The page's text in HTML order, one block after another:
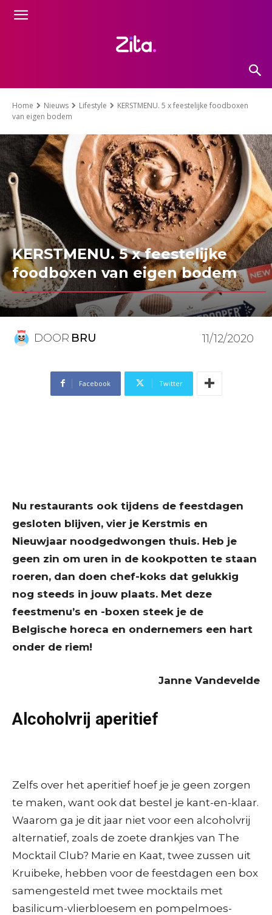
Home Nieuws Lifestyle
KERSTMENU. 5 x feestelijke foodboxen
van eigen bodem
KERSTMENU. 5 x feestelijke
foodboxen van eigen bodem
DOOR BRU 11/12/2020
Facebook Twitter
Nu restaurants ook tijdens de feestdagen
gesloten blijven, vier je Kerstmis en
Nieuwjaar noodgedwongen thuis. Heb je
geen zin om uren in de kookpotten te staan
roeren, dan doen chef-koks dat gelukkig
nog steeds in jouw plaats. Met deze
feestmenu’s en -boxen steek je de
Belgische horeca en ondernemers een hart
onder de riem!
Janne Vandevelde
Alcoholvrij aperitief
Zelfs over het aperitief hoef je je geen zorgen
te maken, want ook dat bestel je kant-en-klaar.
Waarom ga je dit jaar niet voor een alcoholvrij
alternatief, zoals de zoete drankjes van The
Mocktail Club? Marie en Kaat, twee zussen uit
Kruibeke, hebben voor de feestdagen een box
samengesteld met twee mocktails met
basilicum-vlierbloesem en pompelmoes-